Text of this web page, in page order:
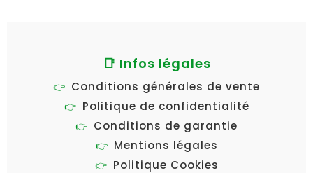
📑 Infos légales
Conditions générales de vente
Politique de confidentialité
Conditions de garantie
Mentions légales
Politique Cookies